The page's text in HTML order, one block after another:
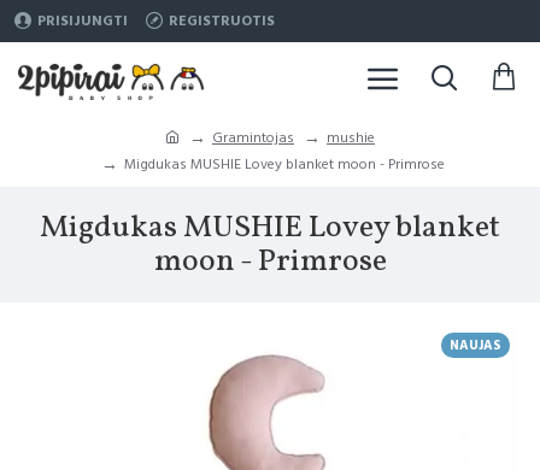
PRISIJUNGTI REGISTRUOTIS
Gramintojas
mushie
Migdukas MUSHIE Lovey blanket moon - Primrose
Migdukas MUSHIE Lovey blanket
moon - Primrose
NAUJAS